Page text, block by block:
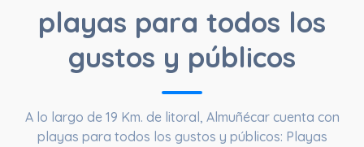
playas para todos los
gustos y públicos
A lo largo de 19 Km. de litoral , Almuñécar cuenta con
playas para todos los gustos y públicos: Playas